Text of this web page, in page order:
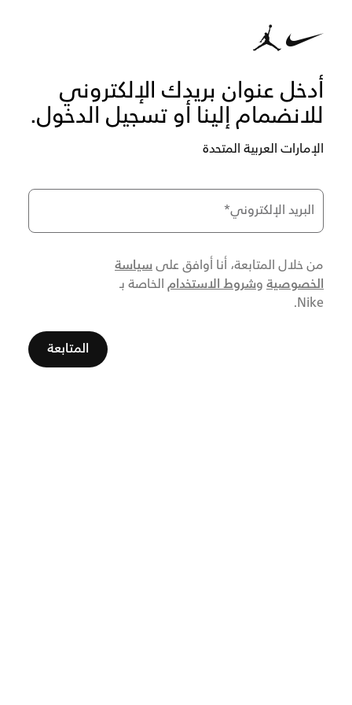
أدخل عنوان بريدك الإلكتروني
للانضمام إلينا أو تسجيل الدخول.
الإمارات العربية المتحدة
البريد الإلكتروني*
من خلال المتابعة، أنا أوافق علىسياسة
الخصوصية وشروط الاستخدام الخاصة بـ
Nike.
المتابعة